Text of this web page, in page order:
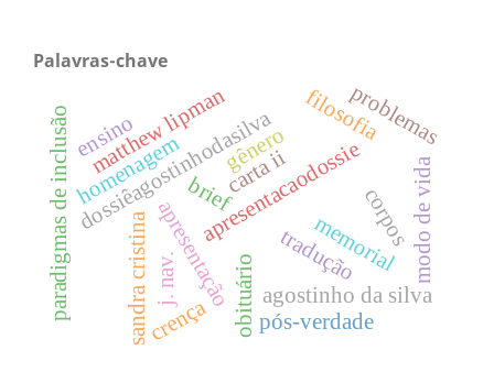
Palavras-chave
apresentação
dossiêagostinhodasilvaapresentacaodossie
tradução
brief
j. nav. agostinho da silva
carta ii
sandra cristina obituário
homenagem
memorial
corpos
paradigmas de inclusão filosofia
modo de vida
matthew lipman
pós-verdade
crença
gênero
ensino problemas